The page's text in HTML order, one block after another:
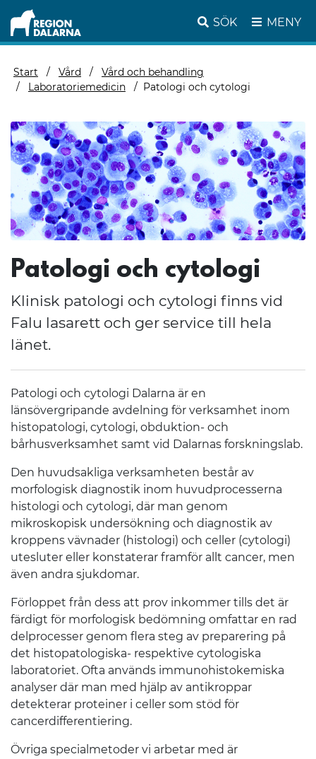
SÖK MENY
Start Vård
Vård och behandling
Laboratoriemedicin
Patologi och cytologi
Patologi och cytologi
Klinisk patologi och cytologi finns vid
Falu lasarett och ger service till hela
länet.
Patologi och cytologi Dalarna är en
länsövergripande avdelning för verksamhet inom
histopatologi, cytologi, obduktion- och
bårhusverksamhet samt vid Dalarnas forskningslab.
Den huvudsakliga verksamheten består av
morfologisk diagnostik inom huvudprocesserna
histologi och cytologi, där man genom
mikroskopisk undersökning och diagnostik av
kroppens vävnader (histologi) och celler (cytologi)
utesluter eller konstaterar framför allt cancer, men
även andra sjukdomar.
Förloppet från dess att prov inkommer tills det är
färdigt för morfologisk bedömning omfattar en rad
delprocesser genom flera steg av preparering på
det histopatologiska- respektive cytologiska
laboratoriet. Ofta används immunohistokemiska
analyser där man med hjälp av antikroppar
detekterar proteiner i celler som stöd för
cancerdifferentiering.
Övriga specialmetoder vi arbetar med är